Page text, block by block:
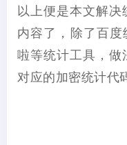
以上便是本文解
内容了，除了百
啦等统计工具，
对应的加密统计代